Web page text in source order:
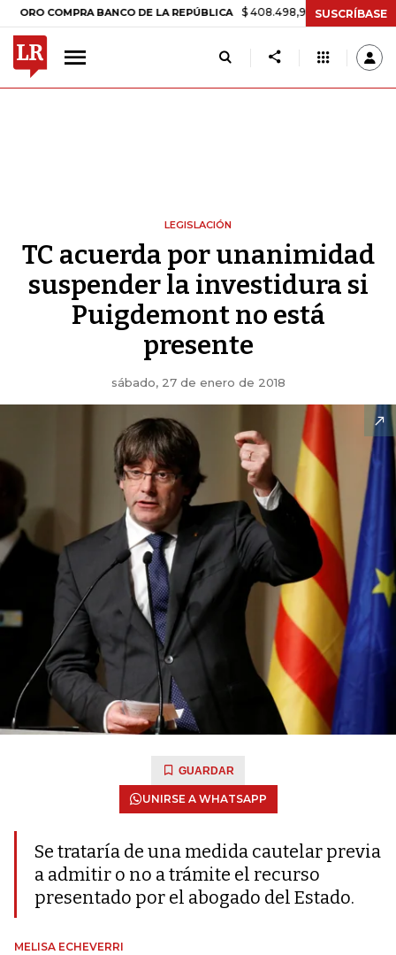
BANCO DE LA REPÚBLICA $ 408.498,97 +$ 8.753,81 +2,19%
SUSCRÍBASE
LEGISLACIÓN
TC acuerda por unanimidad
suspender la investidura si
Puigdemont no está
presente
sábado, 27 de enero de 2018
GUARDAR
UNIRSE A WHATSAPP
Se trataría de una medida cautelar previa
a admitir o no a trámite el recurso
presentado por el abogado del Estado.
MELISA ECHEVERRI